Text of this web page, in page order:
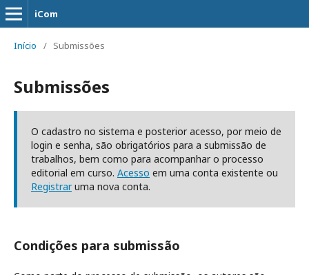
iCom
Início / Submissões
Submissões
O cadastro no sistema e posterior acesso, por meio de
login e senha, são obrigatórios para a submissão de
trabalhos, bem como para acompanhar o processo
editorial em curso. Acesso em uma conta existente ou
Registraruma nova conta.
Condições para submissão